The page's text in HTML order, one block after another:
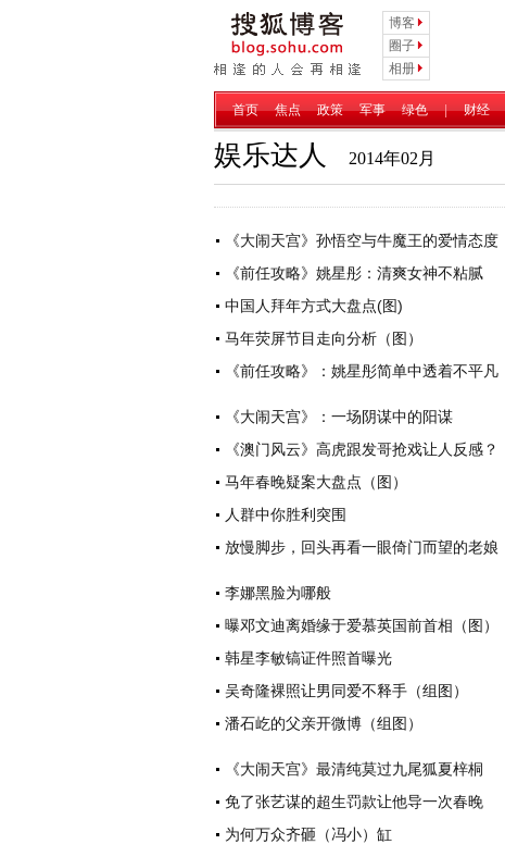
博客
圈子
相册
首页 焦点 政策 军事 绿色 | 财经
娱乐达人 2014年02月
《大闹天宫》孙悟空与牛魔王的爱情态度
《前任攻略》姚星彤：清爽女神不粘腻
中国人拜年方式大盘点(图)
马年荧屏节目走向分析（图）
《前任攻略》：姚星彤简单中透着不平凡
《大闹天宫》：一场阴谋中的阳谋
《澳门风云》高虎跟发哥抢戏让人反感？
马年春晚疑案大盘点（图）
人群中你胜利突围
放慢脚步，回头再看一眼倚门而望的老娘
李娜黑脸为哪般
曝邓文迪离婚缘于爱慕英国前首相（图）
韩星李敏镐证件照首曝光
吴奇隆裸照让男同爱不释手（组图）
潘石屹的父亲开微博（组图）
《大闹天宫》最清纯莫过九尾狐夏梓桐
免了张艺谋的超生罚款让他导一次春晚
为何万众齐砸（冯小）缸